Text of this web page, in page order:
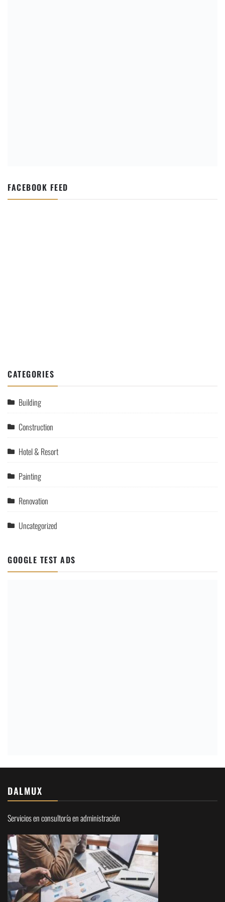
FACEBOOK FEED
CATEGORIES
Building
Construction
Hotel & Resort
Painting
Renovation
Uncategorized
GOOGLE TEST ADS
DALMUX
Servicios en consultoría en administración